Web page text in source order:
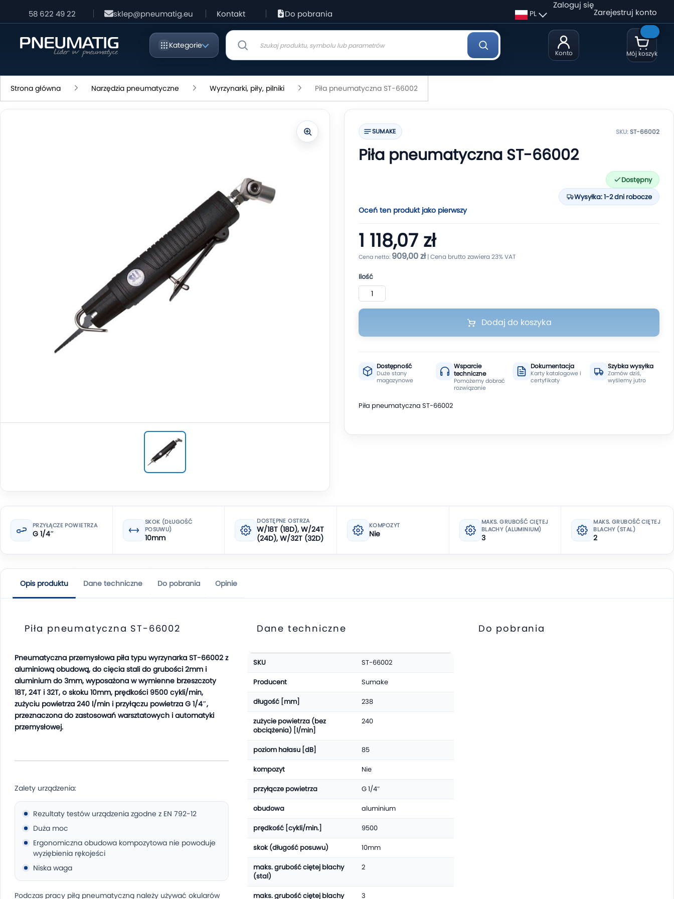
58 622 49 22 sklep@pneumatig.eu Kontakt Do pobrania
Kategorie
Konto
PL
Zaloguj się
Zarejestruj konto
Mój koszyk
Strona główna Narzędzia pneumatyczne Wyrzynarki, piły, pilniki Piła pneumatyczna ST-66002
SUMAKE SKU:ST-66002
Piła pneumatyczna ST-66002
Dostępny
Wysyłka: 1-2 dni robocze
Oceń ten produkt jako pierwszy
1 118,07 zł
909,00 zł
Ilość
Dodaj do koszyka
Dostępność
Duże stany
magazynowe
Wsparcie
techniczne
Pomożemy dobrać
rozwiązanie
Dokumentacja
Karty katalogowe i
certyfikaty
Szybka wysyłka
Zamów dziś,
wyślemy jutro
Piła pneumatyczna ST-66002
PRZYŁĄCZE POWIETRZA
G 1/4″
SKOK (DŁUGOŚĆ
POSUWU)
10mm
DOSTĘPNE OSTRZA
W/18T (18D), W/24T
(24D), W/32T (32D)
KOMPOZYT
Nie
MAKS. GRUBOŚĆ CIĘTEJ
BLACHY (ALUMINIUM)
3
MAKS. GRUBOŚĆ CIĘTEJ
BLACHY (STAL)
2
Opis produktu Dane techniczne Do pobrania Opinie
Piła pneumatyczna ST-66002
Pneumatyczna przemysłowa piła typu wyrzynarka ST-66002 z
aluminiową obudową, do cięcia stali do grubości 2mm i
aluminium do 3mm, wyposażona w wymienne brzeszczoty
18T, 24T i 32T, o skoku 10mm, prędkości 9500 cykli/min,
zużyciu powietrza 240 l/min i przyłączu powietrza G 1/4″,
przeznaczona do zastosowań warsztatowych i automatyki
przemysłowej.
Zalety urządzenia:
Rezultaty testów urządzenia zgodne z EN 792-12
Duża moc
Ergonomiczna obudowa kompozytowa nie powoduje
wyziębienia rękojeści
Niska waga
Podczas pracy piłą pneumatyczną należy używać okularów
Dane techniczne
Więcej
informacji
SKU ST-66002
Producent Sumake
długość [mm] 238
zużycie powietrza (bez
obciążenia) [l/min]
240
poziom hałasu [dB] 85
kompozyt Nie
przyłącze powietrza G 1/4″
obudowa aluminium
prędkość [cykli/min.] 9500
skok (długość posuwu) 10mm
maks. grubość ciętej blachy
(stal)
2
maks. grubość ciętej blachy
3
Do pobrania